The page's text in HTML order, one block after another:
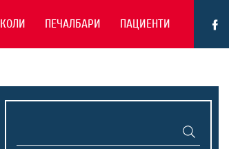
КОЛИ ПЕЧАЛБАРИ ПАЦИЕНТИ